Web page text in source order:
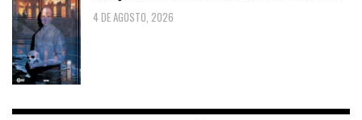
4 DE AGOSTO, 2026